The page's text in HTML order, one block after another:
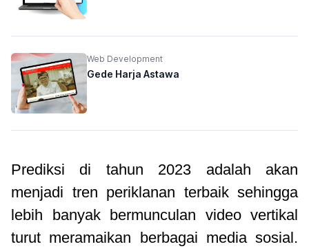
Web Development
Gede Harja Astawa
Prediksi di tahun 2023 adalah akan
menjadi tren periklanan terbaik sehingga
lebih banyak bermunculan video vertikal
turut meramaikan berbagai media sosial.